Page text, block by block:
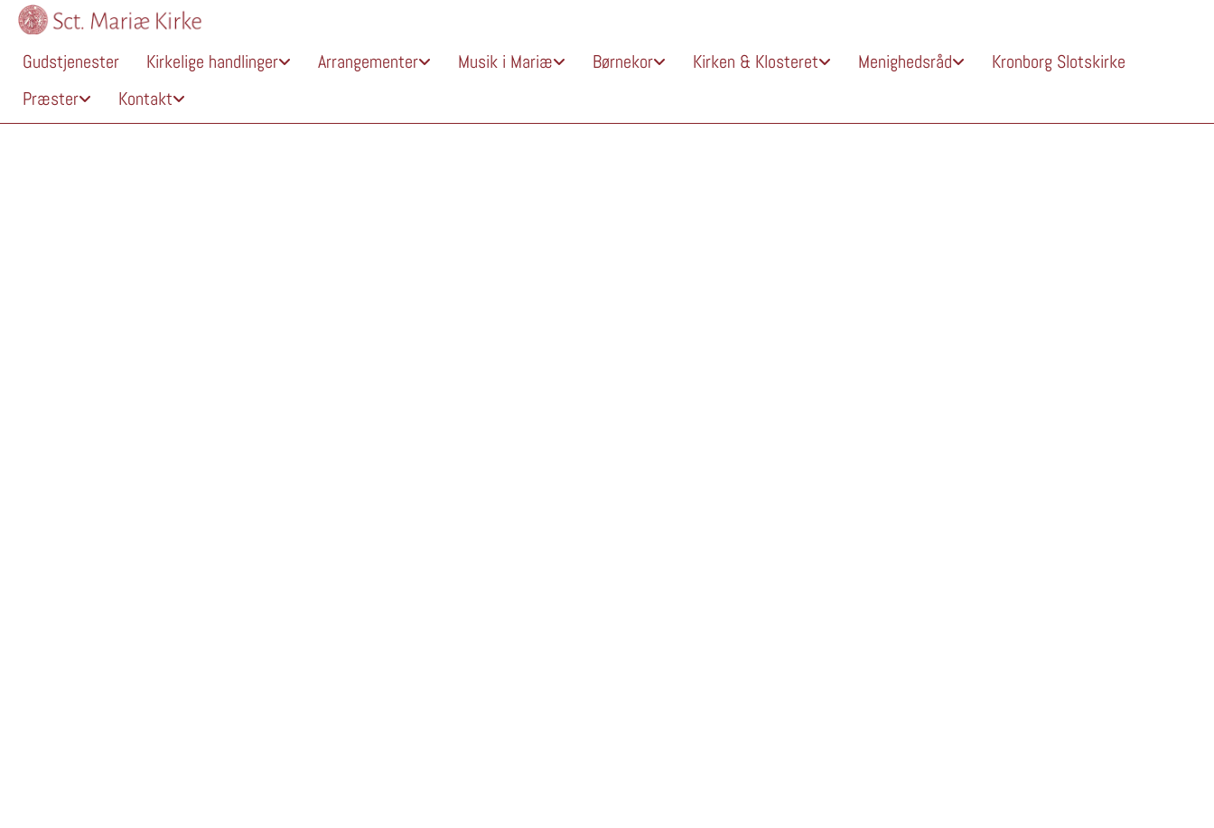
Gudstjenester Kirkelige handlinger Arrangementer Musik i Mariæ Børnekor Kirken & Klosteret Menighedsråd
Kronborg Slotskirke
Præster
Kontakt